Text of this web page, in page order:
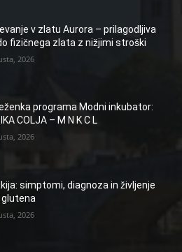
v zlatu Aurora – prilagodljiva
fizičnega zlata z nižjimi stroški
2026
programa Modni inkubator:
COLJA – M N K C L
2026
simptomi, diagnoza in življenje
glutena
2026